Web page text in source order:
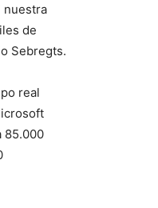
nuestra
de
Sebregts.
real
85.000